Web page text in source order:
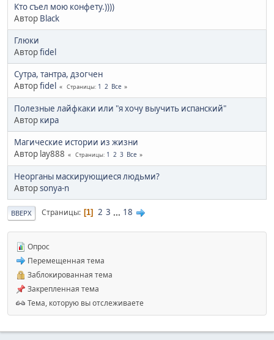
Кто съел мою конфету.))))
Автор Black
Глюки
Авторfidel
Сутра, тантра, дзогчен
Авторfidel Страницы 1 2 Все
Полезные лайфкаки или "я хочу выучить испанский"
Автор кира
Магические истории из жизни
Автор lay888
Страницы 1 2 3 Все
Неорганы маскирующиеся людьми?
Авторsonya-n
ВВЕРХ Страницы 1 2 3 ... 18
Опрос
Перемещенная тема
Заблокированная тема
Закрепленная тема
Тема, которую вы отслеживаете